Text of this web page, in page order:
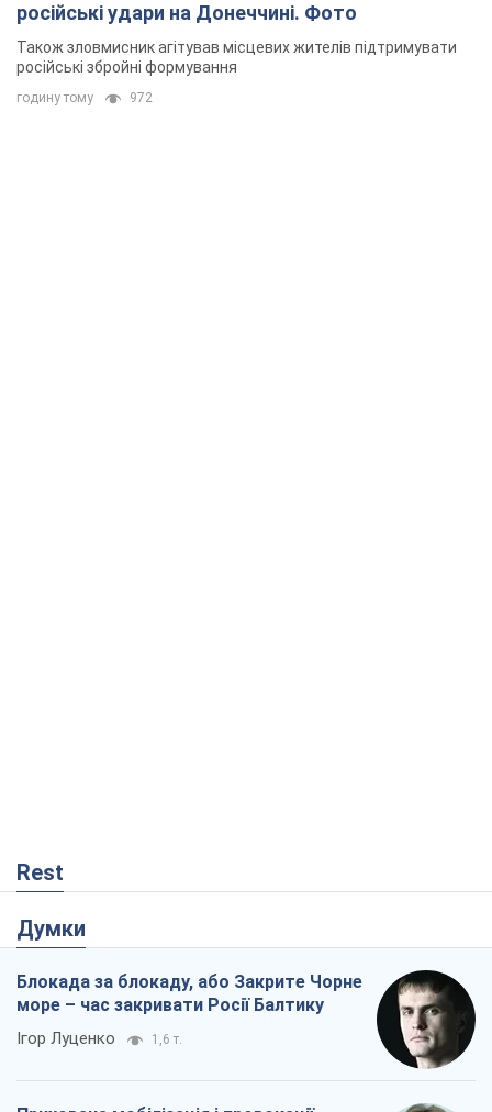
російські удари на Донеччині. Фото
Також зловмисник агітував місцевих жителів підтримувати
російські збройні формування
годину тому 972
Rest
Думки
Блокада за блокаду, або Закрите Чорне
море – час закривати Росії Балтику
Ігор Луценко 1,6 т.